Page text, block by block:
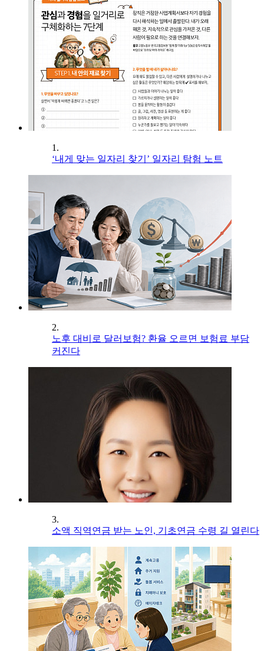
1.
‘내게 맞는 일자리 찾기’ 일자리 탐험 노트
2.
노후 대비로 달러보험? 환율 오르면 보험료 부담
커진다
3.
소액 직역연금 받는 노인, 기초연금 수령 길 열린다